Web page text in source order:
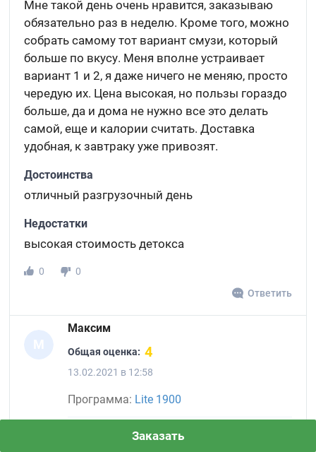
Мне такой день очень нравится, заказываю
обязательно раз в неделю. Кроме того, можно
собрать самому тот вариант смузи, который
больше по вкусу. Меня вполне устраивает
вариант 1 и 2, я даже ничего не меняю, просто
чередую их. Цена высокая, но пользы гораздо
больше, да и дома не нужно все это делать
самой, еще и калории считать. Доставка
удобная, к завтраку уже привозят.
Достоинства
отличный разгрузочный день
Недостатки
высокая стоимость детокса
0
0
Ответить
М
Максим
Общая оценка: 4
13.02.2021 в 12:58
Программа: Lite 1900
Заказать